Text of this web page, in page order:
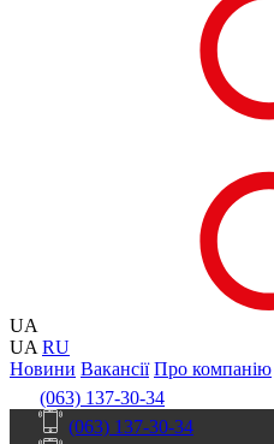
UA
UA RU
Новини Вакансії Про компанію
(063) 137-30-34
(063) 137-30-34